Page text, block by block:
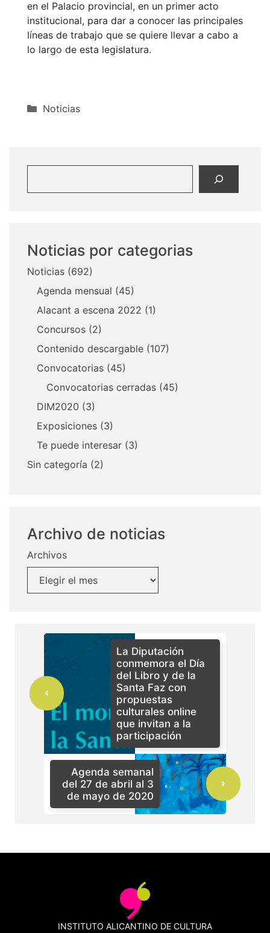
en el Palacio provincial, en un primer acto
institucional, para dar a conocer las principales
líneas de trabajo que se quiere llevar a cabo a
lo largo de esta legislatura.
Categorías
Noticias
Noticias por categorias
Noticias (692)
Agenda mensual (45)
Alacant a escena 2022 (1)
Concursos (2)
Contenido descargable (107)
Convocatorias (45)
Convocatorias cerradas (45)
DIM2020 (3)
Exposiciones (3)
Te puede interesar (3)
Sin categoría (2)
Archivo de noticias
Archivos
La Diputación
conmemora el Día
del Libro y de la
Santa Faz con
propuestas
culturales online
que invitan a la
participación
Agenda semanal
del 27 de abril al 3
de mayo de 2020
INSTITUTO ALICANTINO DE CULTURA